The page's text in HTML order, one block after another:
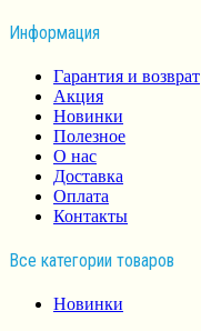
Информация
Гарантия и возврат
Акция
Новинки
Полезное
О нас
Доставка
Оплата
Контакты
Все категории товаров
Новинки